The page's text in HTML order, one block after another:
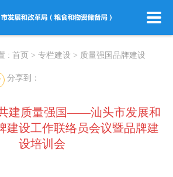
: 首页 > 专栏建设 > 质量强国品牌建设
分享到：
建质量强国——汕头市发展和
建设工作联络员会议暨品牌建
设培训会